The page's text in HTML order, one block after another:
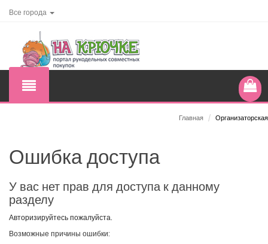
Все города
Главная / Организаторская
Ошибка доступа
У вас нет прав для доступа к данному
разделу
Авторизируйтесь пожалуйста.
Возможные причины ошибки: